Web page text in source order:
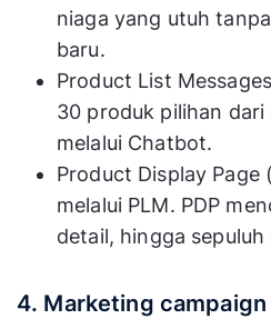
niaga yang utuh
baru.
Product List
30 produk pilihan
melalui Chatbot.
Product Display Page
melalui PLM. PDP
detail, hingga sepuluh
4. Marketing campaign